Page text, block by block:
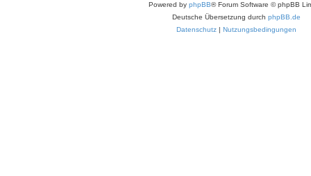
Powered by phpBB® Forum Software © phpBB
Deutsche Übersetzung durch phpBB.de
Datenschutz | Nutzungsbedingungen